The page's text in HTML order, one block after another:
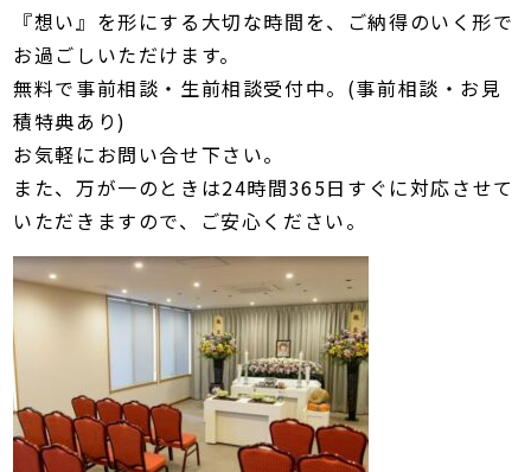
『想い』を形にする大切な時間を、ご納得のいく形で
お過ごしいただけます。
無料で事前相談・生前相談受付中。(事前相談・お見
積特典あり)
お気軽にお問い合せ下さい。
また、万が一のときは24時間365日すぐに対応させて
いただきますので、ご安心ください。